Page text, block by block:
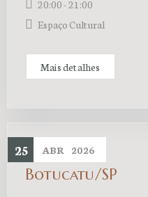
20:00 - 21:00
Espaço Cultural
Mais detalhes
25 ABR 2026
Botucatu/SP